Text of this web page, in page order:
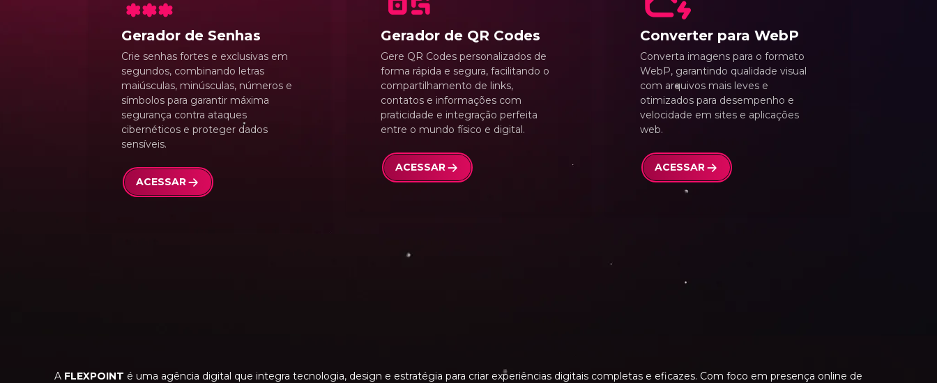
Gerador de Senhas
Crie senhas fortes e exclusivas em
segundos, combinando letras
maiúsculas, minúsculas, números e
símbolos para garantir máxima
segurança contra ataques
cibernéticos e proteger dados
sensíveis.
ACESSAR
Gerador de QR Codes
Gere QR Codes personalizados de
forma rápida e segura, facilitando o
compartilhamento de links,
contatos e informações com
praticidade e integração perfeita
entre o mundo físico e digital.
ACESSAR
Converter para WebP
Converta imagens para o formato
WebP, garantindo qualidade visual
com arquivos mais leves e
otimizados para desempenho e
velocidade em sites e aplicações
web.
ACESSAR
A FLEXPOINT é uma agência digital que integra tecnologia, design e estratégia para criar experiências digitais completas e eficazes. Com foco em presença online de